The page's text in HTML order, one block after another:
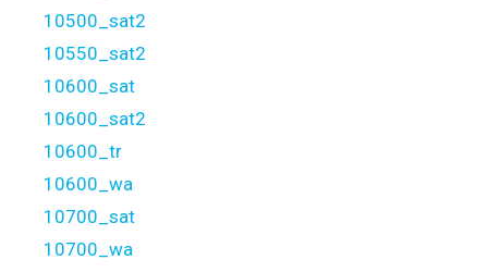
10500_sat2
10550_sat2
10600_sat
10600_sat2
10600_tr
10600_wa
10700_sat
10700_wa